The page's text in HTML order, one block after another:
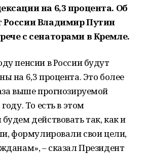
на 6,3 процента. Об
России Владимир Путин
с сенаторами в Кремле.
пенсии в России будут
на 6,3 процента. Это более
выше прогнозируемой
То есть в этом
действовать так, как и
формулировали свои цели,
‒ сказал Президент